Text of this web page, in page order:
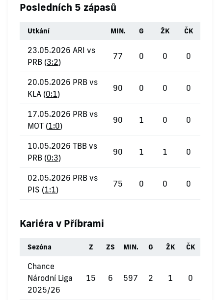
Posledních 5 zápasů
Utkání MIN. G ŽK ČK
23.05.2026 ARI vs
PRB (3:2)
77 0 0 0
20.05.2026 PRB vs
KLA (0:1)
90 0 0 0
17.05.2026 PRB vs
MOT (1:0)
90 1 0 0
10.05.2026 TBB vs
PRB (0:3)
90 1 1 0
02.05.2026 PRB vs
PIS (1:1)
75 0 0 0
Kariéra v Příbrami
Sezóna Z ZS MIN. G ŽK ČK
Chance
Národní Liga
2025/26
15 6 597 2 1 0